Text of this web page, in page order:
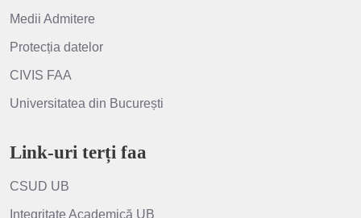
Medii Admitere
Protecția datelor
CIVIS FAA
Universitatea din București
Link-uri terți faa
CSUD UB
Integritate Academică UB